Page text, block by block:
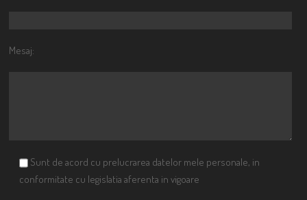
Mesaj:
Sunt de acord cu prelucrarea datelor mele personale, in
conformitate cu legislatia aferenta in vigoare